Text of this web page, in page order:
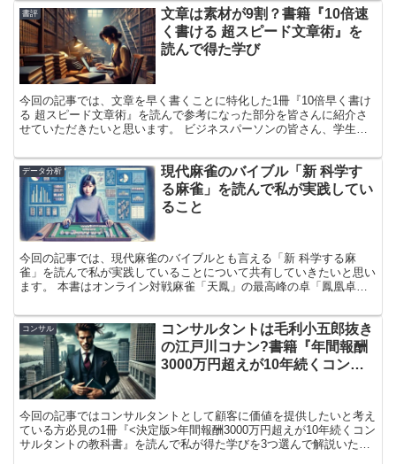
る書籍になっています。 組織の立ち上げフェーズにある方や自社の
人材採用プロセスにしっくりきていない方におすすめです！
書評
文章は素材が9割？書籍『10倍速
く書ける 超スピード文章術』を
読んで得た学び
今回の記事では、文章を早く書くことに特化した1冊『10倍早く書け
る 超スピード文章術』を読んで参考になった部分を皆さんに紹介さ
せていただきたいと思います。 ビジネスパーソンの皆さん、学生の
思います。 レポート課題 卒業論文 報告書 プレゼン資料 本書は上記
のようなドキュメント作成の場面において、 「私、文章を書き終え
るのがすこぶる遅いんだよね、、、」 「文章を書くのが億劫で億劫
で、、、」 のように、書くことに対して苦手意識を持っていらっし
ゃる方必見の1冊になっています。 皆さんもぜひ本記事を読んで、ド
キュメントを爆速で仕上げる方法の一端を知っていただければと思い
います！
データ分析
現代麻雀のバイブル「新 科学す
る麻雀」を読んで私が実践してい
ること
今回の記事では、現代麻雀のバイブルとも言える「新 科学する麻
雀」を読んで私が実践していることについて共有していきたいと思い
ます。 本書はオンライン対戦麻雀「天鳳」の最高峰の卓「鳳凰卓」
るシミュレータを作成し、さまざまな状況下における打ち手の選択や
収支を調査して1冊の書籍としてまとめた、まさに現代麻雀における
聖典とも言える1冊になっています。 皆さんも本記事を読んで、麻雀
において科学（=統計）を味方につけて戦うことの素晴らしさに気づ
いていただけると幸いです！
コンサル
コンサルタントは毛利小五郎抜き
の江戸川コナン?書籍『年間報酬
3000万円超えが10年続くコンサ
今回の記事ではコンサルタントとして顧客に価値を提供したいと考え
ている方必見の1冊『<決定版>年間報酬3000万円超えが10年続くコン
サルタントの教科書』を読んで私が得た学びを3つ選んで解説いたし